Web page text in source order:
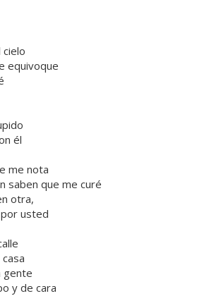
cielo
equivoque
él
me nota
saben que me curé
otra,
usted
gente
y de cara